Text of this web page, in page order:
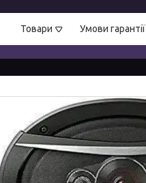
Товари Умови гарантії